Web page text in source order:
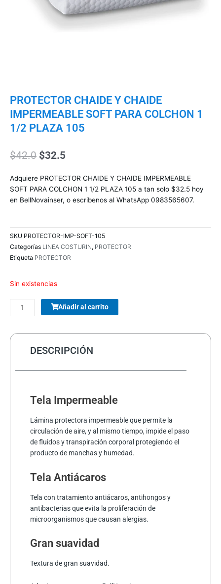
PROTECTOR CHAIDE Y CHAIDE
IMPERMEABLE SOFT PARA COLCHON 1
1/2 PLAZA 105
$42.0 El
original
era:
$42.0.
$32.5El
actual
es:
$32.5.
Adquiere PROTECTOR CHAIDE Y CHAIDE IMPERMEABLE
SOFT PARA COLCHON 1 1/2 PLAZA 105 a tan solo $32.5 hoy
en BellNovainser, o escribenos al WhatsApp 0983565607.
SKU PROTECTOR-IMP-SOFT-105
Categorías LINEA COSTURIN, PROTECTOR
Etiqueta PROTECTOR
Sin existencias
COMBO
TECLADO/MOUSE
178990
INALAMBRICO
Añadir al carrito
DESCRIPCIÓN
Tela Impermeable
Lámina protectora impermeable que permite la
circulación de aire, y al mismo tiempo, impide el paso
de fluidos y transpiración corporal protegiendo el
producto de manchas y humedad.
Tela Antiácaros
Tela con tratamiento antiácaros, antihongos y
antibacterias que evita la proliferación de
microorganismos que causan alergias.
Gran suavidad
Textura de gran suavidad.